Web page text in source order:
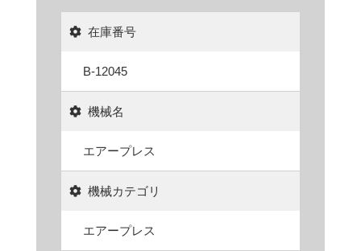
在庫番号
B-12045
機械名
エアープレス
機械カテゴリ
エアープレス